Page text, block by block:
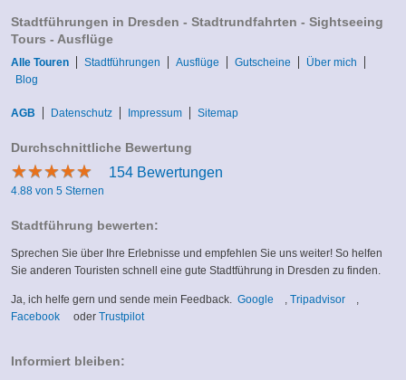
Stadtführungen in Dresden - Stadtrundfahrten - Sightseeing
Tours - Ausflüge
Alle Touren Stadtführungen Ausflüge Gutscheine
Über mich
Blog
AGB Datenschutz Impressum Sitemap
Durchschnittliche Bewertung
★★★★★
★★★★★ 154 Bewertungen
4.88 von 5 Sternen
Stadtführung bewerten:
Sprechen Sie über Ihre Erlebnisse und empfehlen Sie uns weiter! So helfen
Sie anderen Touristen schnell eine gute Stadtführung in Dresden zu finden.
Ja, ich helfe gern und sende mein Feedback.Google (link
,Tripadvisor(link
Facebook(linkoder Trustpilot(link
Informiert bleiben: